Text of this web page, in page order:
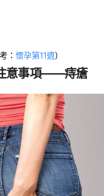
： 懷孕第11週）
意事項——痔瘡